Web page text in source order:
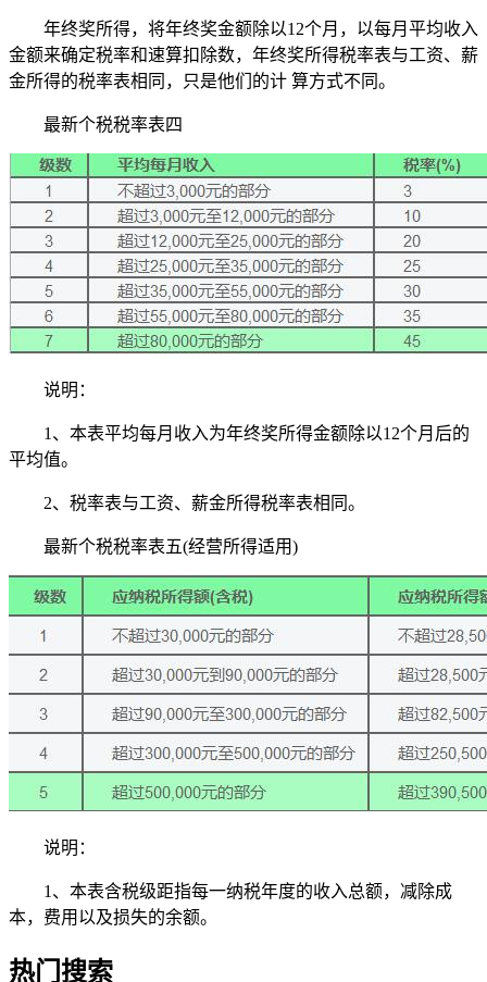
年终奖所得，将年终奖金额除以12个月，以每月平均收入
金额来确定税率和速算扣除数，年终奖所得税率表与工资、薪
金所得的税率表相同，只是他们的计 算方式不同。
最新个税税率表四
说明：
1、本表平均每月收入为年终奖所得金额除以12个月后的
平均值。
2、税率表与工资、薪金所得税率表相同。
最新个税税率表五(经营所得适用)
说明：
1、本表含税级距指每一纳税年度的收入总额，减除成
本，费用以及损失的余额。
热门搜索